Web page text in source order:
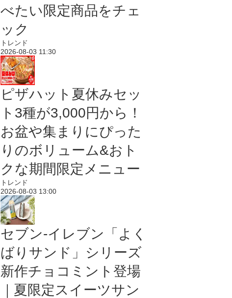
べたい限定商品をチェ
ック
トレンド
2026-08-03 11:30
ピザハット夏休みセッ
ト3種が3,000円から！
お盆や集まりにぴった
りのボリューム&おト
クな期間限定メニュー
トレンド
2026-08-03 13:00
セブン‐イレブン「よく
ばりサンド」シリーズ
新作チョコミント登場
｜夏限定スイーツサン